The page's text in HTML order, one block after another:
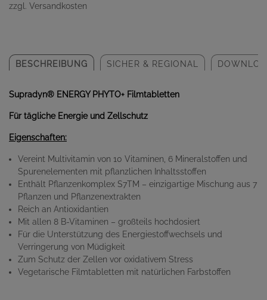
zzgl. Versandkosten
BESCHREIBUNG SICHER & REGIONAL
Supradyn® ENERGY PHYTO+ Filmtabletten
Für tägliche Energie und Zellschutz
Eigenschaften:
Vereint Multivitamin von 10 Vitaminen, 6 Mineralstoffen und
Spurenelementen mit pflanzlichen Inhaltsstoffen
Enthält Pflanzenkomplex S7TM – einzigartige Mischung aus 7
Pflanzen und Pflanzenextrakten
Reich an Antioxidantien
Mit allen 8 B-Vitaminen – großteils hochdosiert
Für die Unterstützung des Energiestoffwechsels und
Verringerung von Müdigkeit
Zum Schutz der Zellen vor oxidativem Stress
Vegetarische Filmtabletten mit natürlichen Farbstoffen